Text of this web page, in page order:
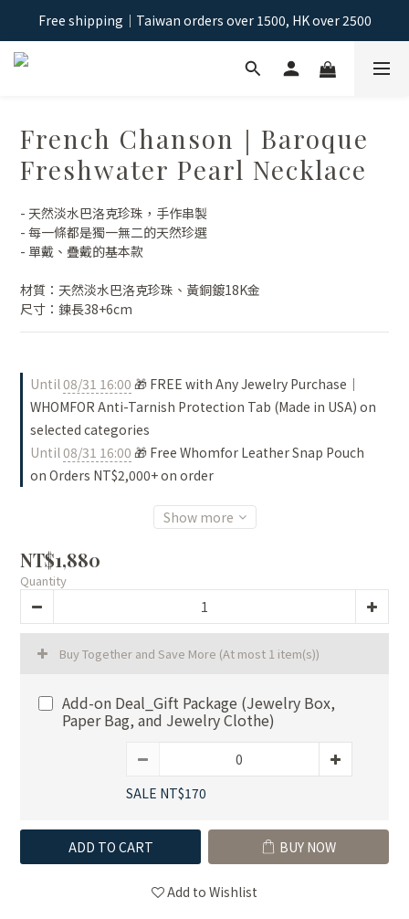
Free shipping｜Taiwan orders over 1500, HK over 2500
Free shipping｜Taiwan orders over 1500, HK over 2500
Sign Up & Get NT$100 Shopping Credit >
French Chanson｜Baroque
Freshwater Pearl Necklace
- 天然淡水巴洛克珍珠，手作串製
- 每一條都是獨一無二的天然珍選
- 單戴、疊戴的基本款
材質：天然淡水巴洛克珍珠、黃銅鍍18K金
尺寸：鍊長38+6cm
Until08/31 16:00 🎁 FREE with Any Jewelry Purchase｜
WHOMFOR Anti-Tarnish Protection Tab (Made in USA) on
selected categories
Until08/31 16:00 🎁 Free Whomfor Leather Snap Pouch
on Orders NT$2,000+ on order
Show more
NT$1,880
Quantity
Buy Together and Save More (At most 1 item(s))
Add-on Deal_Gift Package (Jewelry Box,
Paper Bag, and Jewelry Clothe)
SALE NT$170
ADD TO CART BUY NOW
Add to Wishlist